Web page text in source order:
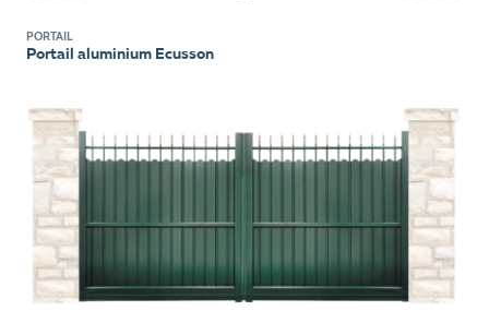
PORTAIL
Portail aluminium Ecusson